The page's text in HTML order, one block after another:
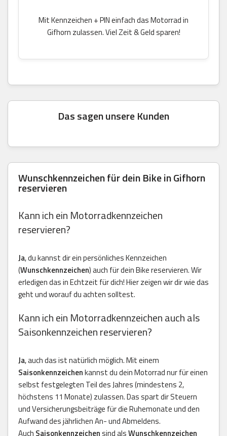
Mit Kennzeichen + PIN einfach das Motorrad in
Gifhorn zulassen. Viel Zeit & Geld sparen!
Das sagen unsere Kunden
Wunschkennzeichen für dein Bike in Gifhorn
reservieren
Kann ich ein Motorradkennzeichen
reservieren?
Ja, du kannst dir ein persönliches Kennzeichen
(Wunschkennzeichen) auch für dein Bike reservieren. Wir
erledigen das in Echtzeit für dich! Hier zeigen wir dir wie das
geht und worauf du achten solltest.
Kann ich ein Motorradkennzeichen auch als
Saisonkennzeichen reservieren?
Ja, auch das ist natürlich möglich. Mit einem
Saisonkennzeichenkannst du dein Motorrad nur für einen
selbst festgelegten Teil des Jahres (mindestens 2,
höchstens 11 Monate) zulassen. Das spart dir Steuern
und Versicherungsbeiträge für die Ruhemonate und den
Aufwand des jährlichen An- und Abmeldens.
Auch Saisonkennzeichensind alsWunschkennzeichen